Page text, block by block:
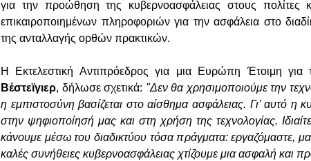
για την προώθηση της κυβερνοασφάλειας στους πολίτες
επικαιροποιημένων πληροφοριών για την ασφάλεια στο
της ανταλλαγής ορθών πρακτικών.
Η Εκτελεστική Αντιπρόεδρος για μια Ευρώπη Έτοιμη
Βέστεϊγιερ, δήλωσε σχετικά: "Δεν θα χρησιμοποιούμε την
η εμπιστοσύνη βασίζεται στο αίσθημα ασφάλειας. Γι’ αυτό η
στην ψηφιοποίησή μας και στη χρήση της τεχνολογίας.
κάνουμε μέσω του διαδικτύου τόσα πράγματα: εργαζόμαστε,
καλές συνήθειες κυβερνοασφάλειας χτίζουμε μια ασφαλή και